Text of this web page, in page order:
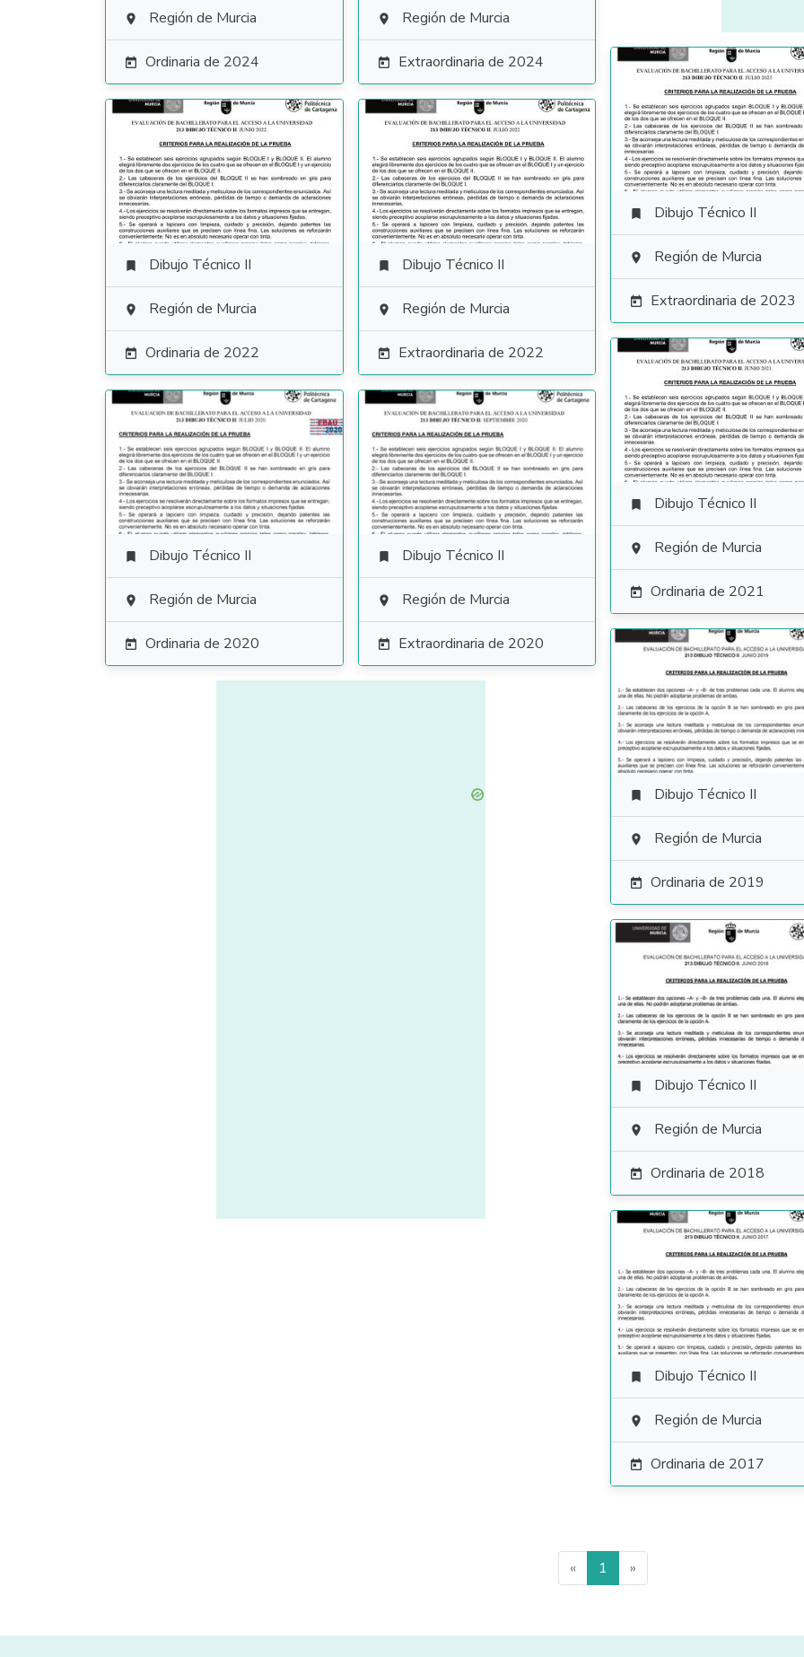
 Región de Murcia
 Ordinaria de 2024
 Región de Murcia
 Extraordinaria de 2024
 Dibujo Técnico II
 Región de Murcia
 Extraordinaria de 2023
 Dibujo Técnico II
 Región de Murcia
 Ordinaria de 2022
 Dibujo Técnico II
 Región de Murcia
 Extraordinaria de 2022
 Dibujo Técnico II
 Región de Murcia
 Ordinaria de 2021
 Dibujo Técnico II
 Región de Murcia
 Ordinaria de 2020
 Dibujo Técnico II
 Región de Murcia
 Extraordinaria de 2020
 Dibujo Técnico II
 Región de Murcia
 Ordinaria de 2019
 Dibujo Técnico II
 Región de Murcia
 Ordinaria de 2018
 Dibujo Técnico II
 Región de Murcia
 Ordinaria de 2017
« 1 »